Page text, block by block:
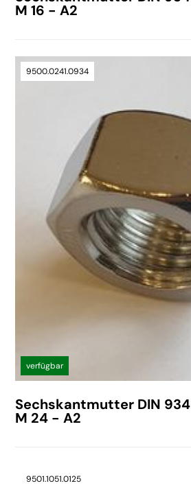
M 16 - A2
9500.0241.0934
verfügbar
Sechskantmutter DIN 934
M 24 - A2
9501.1051.0125